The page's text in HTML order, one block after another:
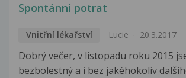
Spontánní potrat
Vnitřní lékařství Lucie 20.3.2017
Dobrý večer, v listopadu roku 2015
bezbolestný a i bez jakéhokoliv